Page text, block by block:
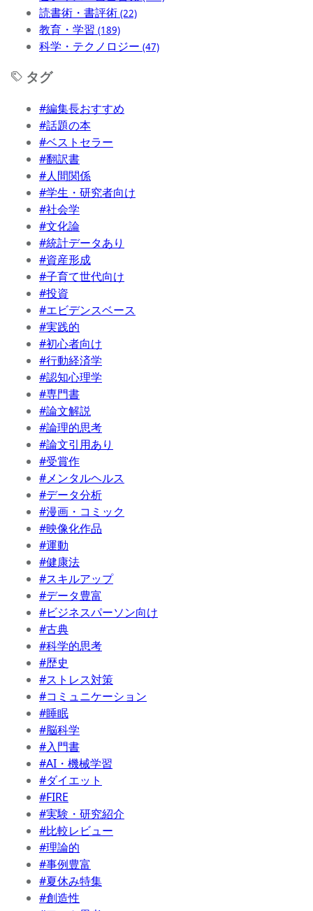
読書術・書評術 (22)
教育・学習 (189)
科学・テクノロジー (47)
タグ
#編集長おすすめ
#話題の本
#ベストセラー
#翻訳書
#人間関係
#学生・研究者向け
#社会学
#文化論
#統計データあり
#資産形成
#子育て世代向け
#投資
#エビデンスベース
#実践的
#初心者向け
#行動経済学
#認知心理学
#専門書
#論文解説
#論理的思考
#論文引用あり
#受賞作
#メンタルヘルス
#データ分析
#漫画・コミック
#映像化作品
#運動
#健康法
#スキルアップ
#データ豊富
#ビジネスパーソン向け
#古典
#科学的思考
#歴史
#ストレス対策
#コミュニケーション
#睡眠
#脳科学
#入門書
#AI・機械学習
#ダイエット
#FIRE
#実験・研究紹介
#比較レビュー
#理論的
#事例豊富
#夏休み特集
#創造性